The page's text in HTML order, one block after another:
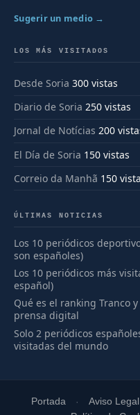
Sugerir un medio →
LOS MÁS VISITADOS
Desde Soria 300 vistas
Diario de Soria 250 vistas
Jornal de Notícias 200
El Día de Soria 150 vistas
Correio da Manhã 150
ÚLTIMAS NOTICIAS
Los 10 periódicos
son españoles)
Los 10 periódicos más
español)
Qué es el ranking Tranco
prensa digital
Solo 2 periódicos
visitadas del mundo
Portada Aviso Legal